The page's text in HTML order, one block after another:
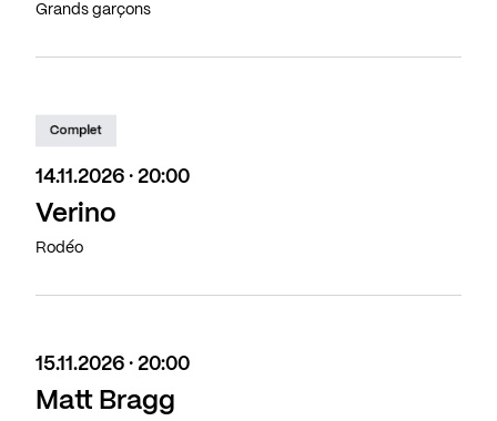
Grands garçons
Complet
14.11.2026 · 20:00
Verino
Rodéo
15.11.2026 · 20:00
Matt Bragg